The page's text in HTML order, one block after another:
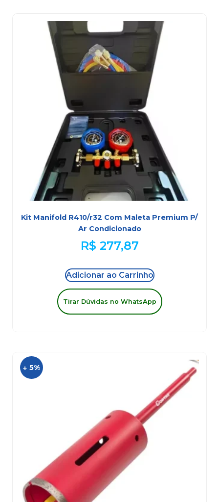
Kit Manifold R410/r32 Com Maleta Premium P/
Ar Condicionado
R$ 277,87
Adicionar ao Carrinho
Tirar Dúvidas no WhatsApp
↓ 5%